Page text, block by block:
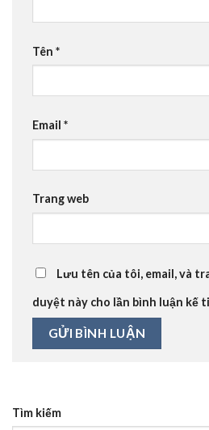
Tên *
Email *
Trang web
Lưu tên của tôi, email, và
duyệt này cho lần bình luận kế
Tìm kiếm